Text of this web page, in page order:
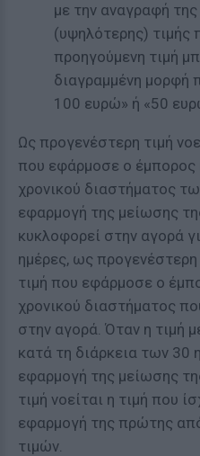
με την αναγραφή
(υψηλότερης) τιμής
προηγούμενη τιμή
διαγραμμένη μορφή
100 ευρώ» ή «50
Ως προγενέστερη τιμή
που εφάρμοσε ο έμπορος
χρονικού διαστήματος
εφαρμογή της μείωσης
κυκλοφορεί στην αγορά
ημέρες, ως προγενέστερη
τιμή που εφάρμοσε ο
χρονικού διαστήματος
στην αγορά. Όταν η τιμή
κατά τη διάρκεια των 30
εφαρμογή της μείωσης
τιμή νοείται η τιμή που
εφαρμογή της πρώτης
τιμών.